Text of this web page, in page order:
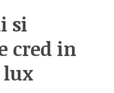
si
cred in
lux